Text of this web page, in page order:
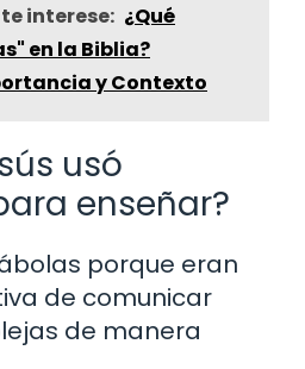
interese: ¿Qué
en la Biblia?
y Contexto
usó
enseñar?
porque eran
de comunicar
de manera